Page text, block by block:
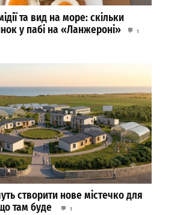
та вид на море: скільки
у пабі на «Ланжероні»
1
створити нове містечко для
там буде
1